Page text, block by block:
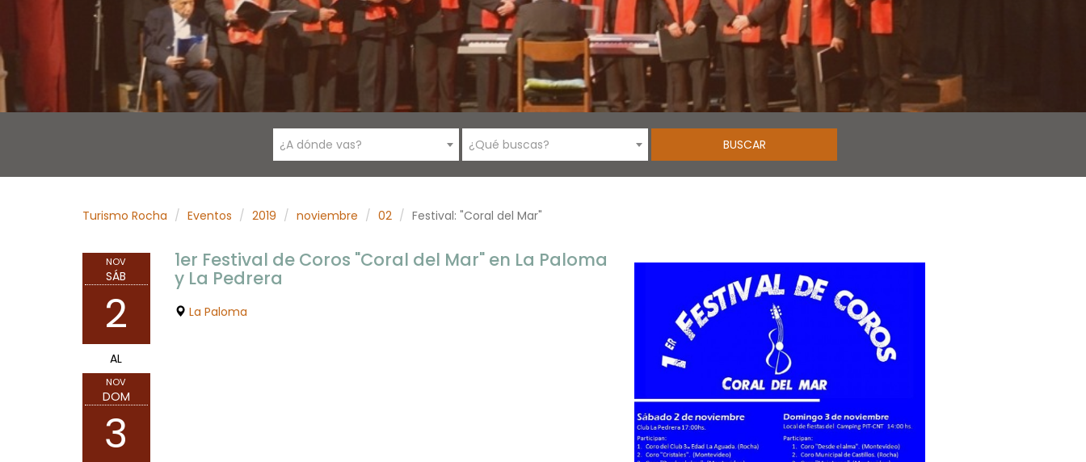
¿A dónde vas? ¿Qué buscas?
Turismo Rocha Eventos 2019 noviembre 02 Festival: "Coral del Mar"
NOV
SÁB
2
AL
NOV
DOM
3
1er Festival de Coros "Coral del Mar" en La Paloma
y La Pedrera
La Paloma